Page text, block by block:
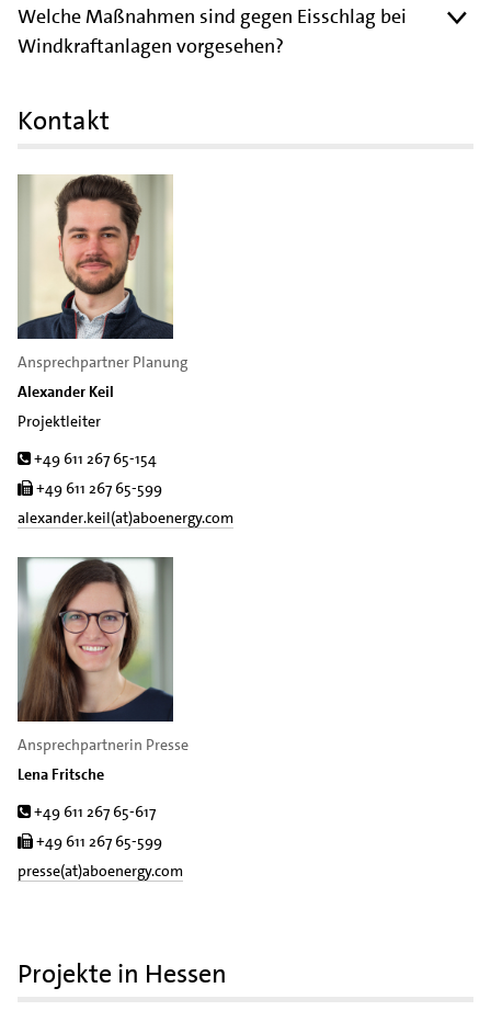
Welche Maßnahmen sind gegen Eisschlag bei
Windkraftanlagen vorgesehen?
Kontakt
Ansprechpartner Planung
Alexander Keil
Projektleiter
Tel.
+49 611 267 65-154
Fax
+49 611 267 65-599
alexander.keil(at)aboenergy.com
Ansprechpartnerin Presse
Lena Fritsche
Tel.
+49 611 267 65-617
Fax
+49 611 267 65-599
presse(at)aboenergy.com
Projekte in Hessen